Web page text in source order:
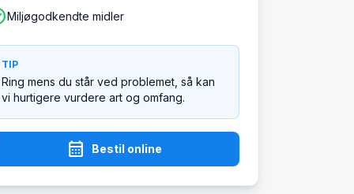
Miljøgodkendte midler
TIP
Ring mens du står ved problemet, så kan
vi hurtigere vurdere art og omfang.
calendar_month Bestil online